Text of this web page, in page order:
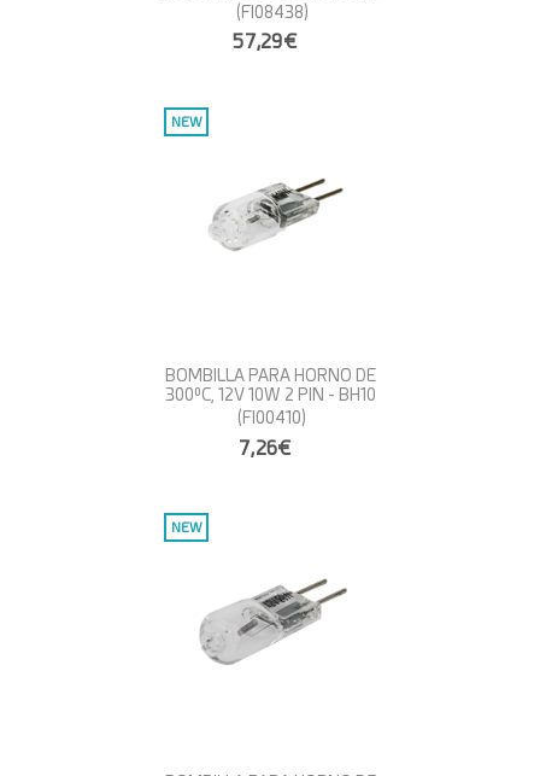
(FI08438)
57,29€
NEW
BOMBILLA PARA HORNO DE
300ºC, 12V 10W 2 PIN - BH10
(FI00410)
7,26€
NEW